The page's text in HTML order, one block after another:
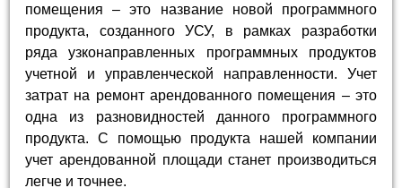
помещения – это название новой программного
продукта, созданного УСУ, в рамках разработки
ряда узконаправленных программных продуктов
учетной и управленческой направленности. Учет
затрат на ремонт арендованного помещения – это
одна из разновидностей данного программного
продукта. С помощью продукта нашей компании
учет арендованной площади станет производиться
легче и точнее.